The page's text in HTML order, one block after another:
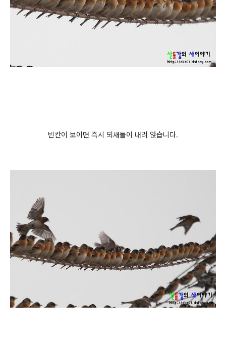
빈칸이 보이면 즉시 되새들이 내려 앉습니다.